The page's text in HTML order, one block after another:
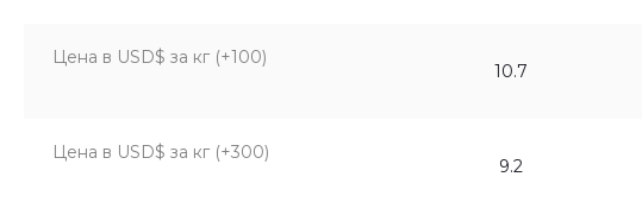
Цена в USD$ за кг (+100)
Цена в USD$ за кг (+300)
10.7
9.2